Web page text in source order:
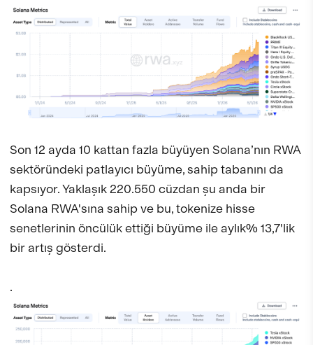
Son 12 ayda 10 kattan fazla büyüyen Solana’nın RWA
sektöründeki patlayıcı büyüme, sahip tabanını da
kapsıyor. Yaklaşık 220.550 cüzdan şu anda bir
Solana RWA'sına sahip ve bu, tokenize hisse
senetlerinin öncülük ettiği büyüme ile aylık% 13,7'lik
bir artış gösterdi.
.